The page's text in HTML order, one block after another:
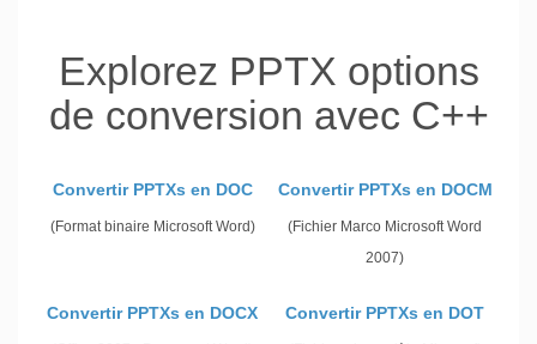
Explorez PPTX options
de conversion avec C++
Convertir PPTXs en DOC
(Format binaire Microsoft Word)
Convertir PPTXs en DOCM
(Fichier Marco Microsoft Word
2007)
Convertir PPTXs en DOCX Convertir PPTXs en DOT